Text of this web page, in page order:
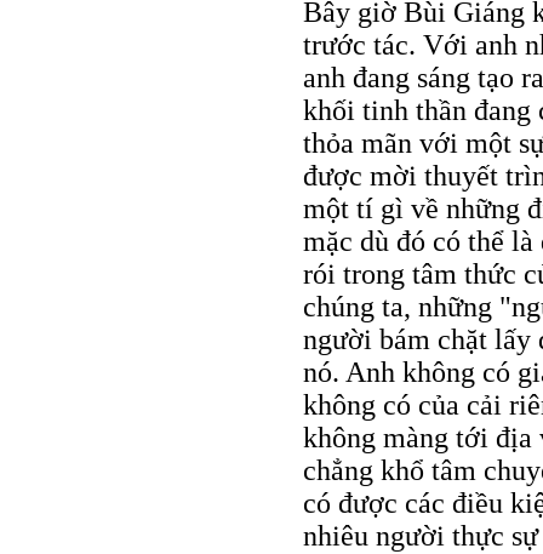
Bây giờ Bùi Giáng
trước tác. Với anh
anh đang sáng tạo
khối tinh thần đang
thỏa mãn với một
được mời thuyết
một tí gì về những
mặc dù đó có thể
rói trong tâm thức
chúng ta, những
người bám chặt lấy
nó. Anh không có
không có của cải
không màng tới địa
chẳng khổ tâm
có được các điều
nhiêu người thực